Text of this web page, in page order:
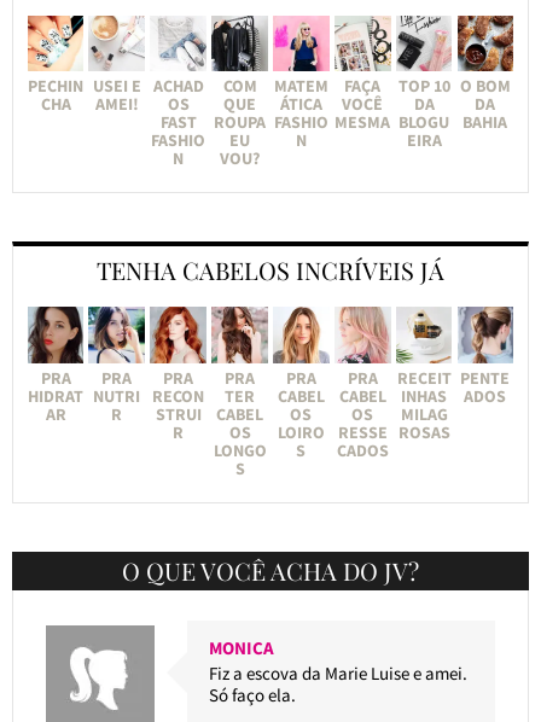
PECHIN
CHA
USEI E
AMEI!
ACHAD
OS
FAST
FASHIO
N
COM
QUE
ROUPA
EU
VOU?
MATEM
ÁTICA
FASHIO
N
FAÇA
VOCÊ
MESMA
TOP 10
DA
BLOGU
EIRA
O BOM
DA
BAHIA
TENHA CABELOS INCRÍVEIS JÁ
PRA
HIDRAT
AR
PRA
NUTRI
R
PRA
RECON
STRUI
R
PRA
TER
CABEL
OS
LONGO
S
PRA
CABEL
OS
LOIRO
S
PRA
CABEL
OS
RESSE
CADOS
RECEIT
INHAS
MILAG
ROSAS
PENTE
ADOS
O QUE VOCÊ ACHA DO JV?
MONICA
Fiz a escova da Marie Luise e amei.
Só faço ela.